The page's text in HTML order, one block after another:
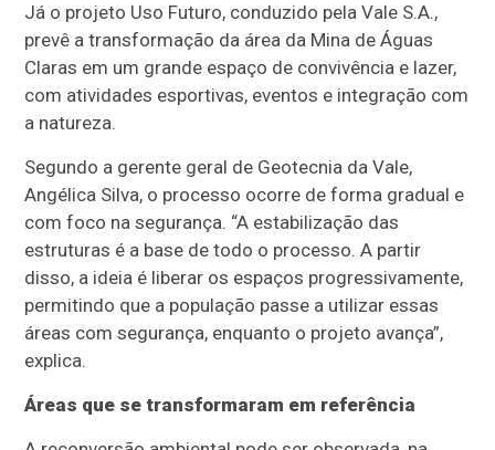
Já o projeto Uso Futuro, conduzido pela Vale S.A.,
prevê a transformação da área da Mina de Águas
Claras em um grande espaço de convivência e lazer,
com atividades esportivas, eventos e integração com
a natureza.
Segundo a gerente geral de Geotecnia da Vale,
Angélica Silva, o processo ocorre de forma gradual e
com foco na segurança. “A estabilização das
estruturas é a base de todo o processo. A partir
disso, a ideia é liberar os espaços progressivamente,
permitindo que a população passe a utilizar essas
áreas com segurança, enquanto o projeto avança”,
explica.
Áreas que se transformaram em referência